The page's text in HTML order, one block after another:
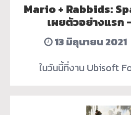
Mario + Rabbids:
เผยตัวอย่างแรก
13 มิถุนายน 2021
ในวันนี้ที่งาน Ubisoft